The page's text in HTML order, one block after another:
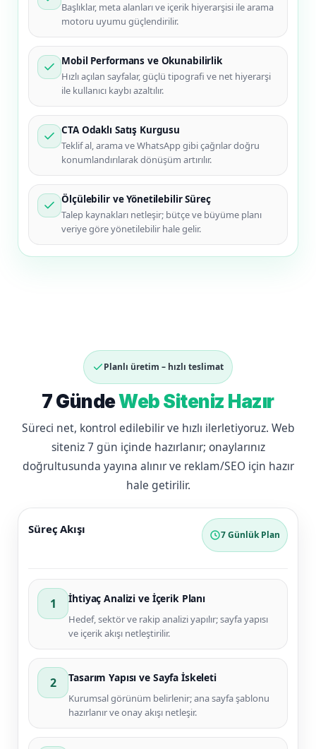
Başlıklar, meta alanları ve içerik hiyerarşisi ile arama
motoru uyumu güçlendirilir.
Mobil Performans ve Okunabilirlik
Hızlı açılan sayfalar, güçlü tipografi ve net hiyerarşi
ile kullanıcı kaybı azaltılır.
CTA Odaklı Satış Kurgusu
Teklif al, arama ve WhatsApp gibi çağrılar doğru
konumlandırılarak dönüşüm artırılır.
Ölçülebilir ve Yönetilebilir Süreç
Talep kaynakları netleşir; bütçe ve büyüme planı
veriye göre yönetilebilir hale gelir.
Planlı üretim – hızlı teslimat
7 GündeWeb Siteniz Hazır
Süreci net, kontrol edilebilir ve hızlı ilerletiyoruz. Web
siteniz 7 gün içinde hazırlanır; onaylarınız
doğrultusunda yayına alınır ve reklam/SEO için hazır
hale getirilir.
Süreç Akışı 7 Günlük Plan
1 İhtiyaç Analizi ve İçerik Planı
Hedef, sektör ve rakip analizi yapılır; sayfa yapısı
ve içerik akışı netleştirilir.
2 Tasarım Yapısı ve Sayfa İskeleti
Kurumsal görünüm belirlenir; ana sayfa şablonu
hazırlanır ve onay akışı netleşir.